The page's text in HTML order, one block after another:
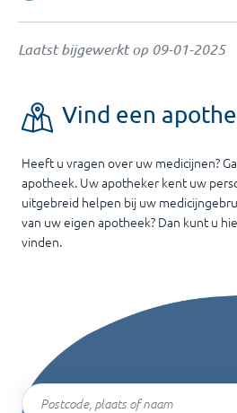
Laatst bijgewerkt op 09-01-2025
Vind een
Heeft u vragen over uw medicijnen?
apotheek. Uw apotheker kent uw
uitgebreid helpen bij uw
van uw eigen apotheek? Dan kunt u
vinden.